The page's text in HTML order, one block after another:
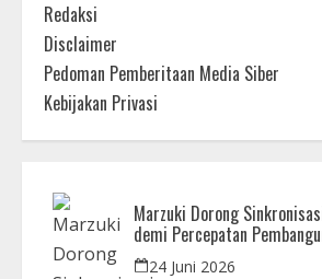
Redaksi
Disclaimer
Pedoman Pemberitaan Media Siber
Kebijakan Privasi
Marzuki Dorong
demi Percepatan
Daerah
24 Juni 2026